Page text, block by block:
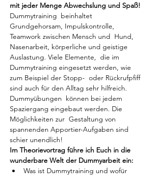
mit jeder Menge Abwechslung und Spaß!
Dummytraining  beinhaltet
Grundgehorsam, Impulskontrolle,
Teamwork zwischen Mensch und  Hund,
Nasenarbeit, körperliche und geistige
Auslastung. Viele Elemente,  die im
Dummytraining eingesetzt werden, wie
zum Beispiel der Stopp-  oder Rückrufpfiff
sind auch für den Alltag sehr hilfreich.
Dummyübungen  können bei jedem
Spaziergang eingebaut werden. Die
Möglichkeiten zur  Gestaltung von
spannenden Apportier-Aufgaben sind
schier unendlich!
Im Theorievortrag führe ich Euch in die
wunderbare Welt der Dummyarbeit ein:
Was ist Dummytraining und wofür